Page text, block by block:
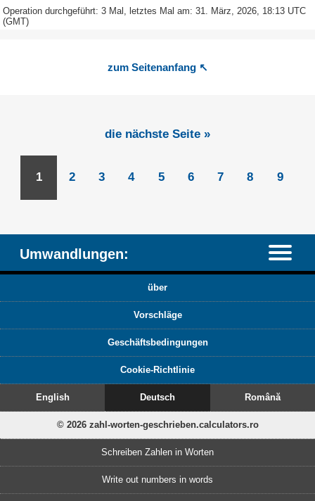
Operation durchgeführt: 3 Mal, letztes Mal am: 31. März, 2026, 18:13 UTC
(GMT)
zum Seitenanfang ↖
die nächste Seite »
1 2 3 4 5 6 7 8 9
Umwandlungen:
über
Vorschläge
Geschäftsbedingungen
Cookie-Richtlinie
English Deutsch Română
© 2026 zahl-worten-geschrieben.calculators.ro
Schreiben Zahlen in Worten
Write out numbers in words